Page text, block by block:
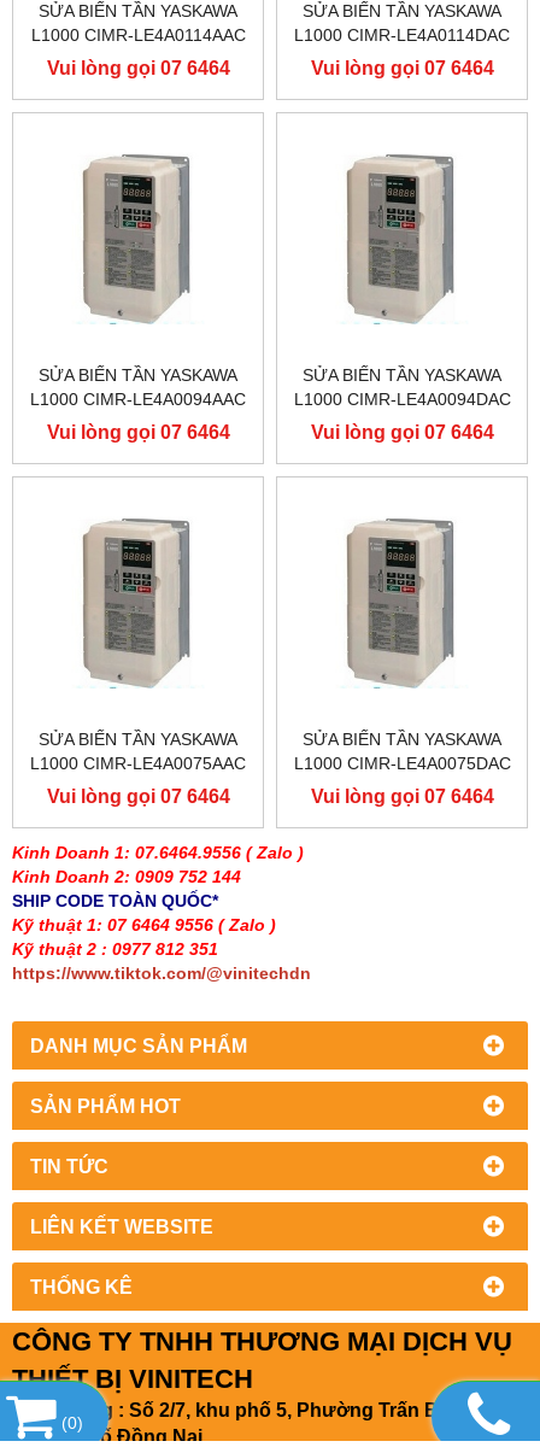
Kinh Doanh 1: 07.6464.9556 ( Zalo )
Kinh Doanh 2: 0909 752 144
SHIP CODE TOÀN QUỐC*
Kỹ thuật 1: 07 6464 9556 ( Zalo )
Kỹ thuật 2 : 0977 812 351
https://www.tiktok.com/@vinitechdn
DANH MỤC SẢN PHẨM
SẢN PHẨM HOT
TIN TỨC
LIÊN KẾT WEBSITE
THỐNG KÊ
SỬA BIẾN TẦN YASKAWA
L1000 CIMR-LE4A0114AAC
400V 55KW, BIẾN TẦN
YASKAWA L1000
Vui lòng gọi 07 6464
9556
SỬA BIẾN TẦN YASKAWA
L1000 CIMR-LE4A0114DAC
400V 55KW, BIẾN TẦN
YASKAWA L1000
Vui lòng gọi 07 6464
9556
SỬA BIẾN TẦN YASKAWA
L1000 CIMR-LE4A0094AAC
400V 45KW, BIẾN TẦN
YASKAWA L1000
Vui lòng gọi 07 6464
9556
SỬA BIẾN TẦN YASKAWA
L1000 CIMR-LE4A0094DAC
400V 45KW, BIẾN TẦN
YASKAWA L1000
Vui lòng gọi 07 6464
9556
SỬA BIẾN TẦN YASKAWA
L1000 CIMR-LE4A0075AAC
400V 37KW, BIẾN TẦN
YASKAWA L1000
Vui lòng gọi 07 6464
9556
SỬA BIẾN TẦN YASKAWA
L1000 CIMR-LE4A0075DAC
400V 37KW, BIẾN TẦN
YASKAWA L1000
Vui lòng gọi 07 6464
9556
CÔNG TY TNHH THƯƠNG MẠI DỊCH VỤ
THIẾT BỊ VINITECH
Văn phòng : Số 2/7, khu phố 5, Phường Trấn Biên,
Thành phố Đồng Nai
(0)